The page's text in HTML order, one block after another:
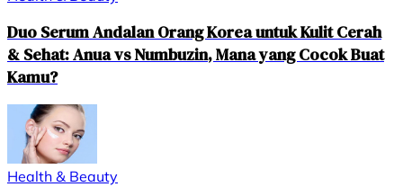
Duo Serum Andalan Orang Korea untuk Kulit Cerah
& Sehat: Anua vs Numbuzin, Mana yang Cocok Buat
Kamu?
Health & Beauty